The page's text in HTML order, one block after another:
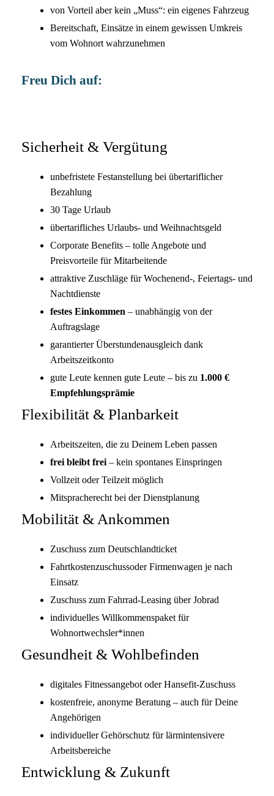
von Vorteil aber kein „Muss“: ein eigenes Fahrzeug
Bereitschaft, Einsätze in einem gewissen Umkreis
vom Wohnort wahrzunehmen
Freu Dich auf:
Sicherheit & Vergütung
unbefristete Festanstellung bei übertariflicher
Bezahlung
30 Tage Urlaub
übertarifliches Urlaubs- und Weihnachtsgeld
Corporate Benefits – tolle Angebote und
Preisvorteile für Mitarbeitende
attraktive Zuschläge für Wochenend-, Feiertags- und
Nachtdienste
festes Einkommen – unabhängig von der
Auftragslage
garantierter Überstundenausgleich dank
Arbeitszeitkonto
gute Leute kennen gute Leute – bis zu 1.000 €
Empfehlungsprämie
Flexibilität & Planbarkeit
Arbeitszeiten, die zu Deinem Leben passen
frei bleibt frei – kein spontanes Einspringen
Vollzeit oder Teilzeit möglich
Mitspracherecht bei der Dienstplanung
Mobilität & Ankommen
Zuschuss zum Deutschlandticket
Fahrtkostenzuschussoder Firmenwagen je nach
Einsatz
Zuschuss zum Fahrrad-Leasing über Jobrad
individuelles Willkommenspaket für
Wohnortwechsler*innen
Gesundheit & Wohlbefinden
digitales Fitnessangebot oder Hansefit-Zuschuss
kostenfreie, anonyme Beratung – auch für Deine
Angehörigen
individueller Gehörschutz für lärmintensivere
Arbeitsbereiche
Entwicklung & Zukunft